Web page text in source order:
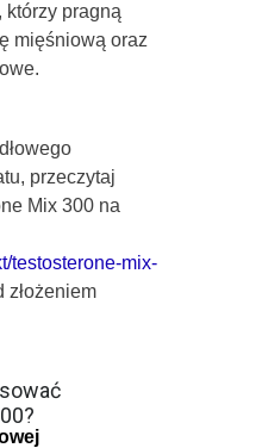
którzy pragną
mięśniową oraz
przeczytaj
Mix 300 na
testosterone-mix-
złożeniem